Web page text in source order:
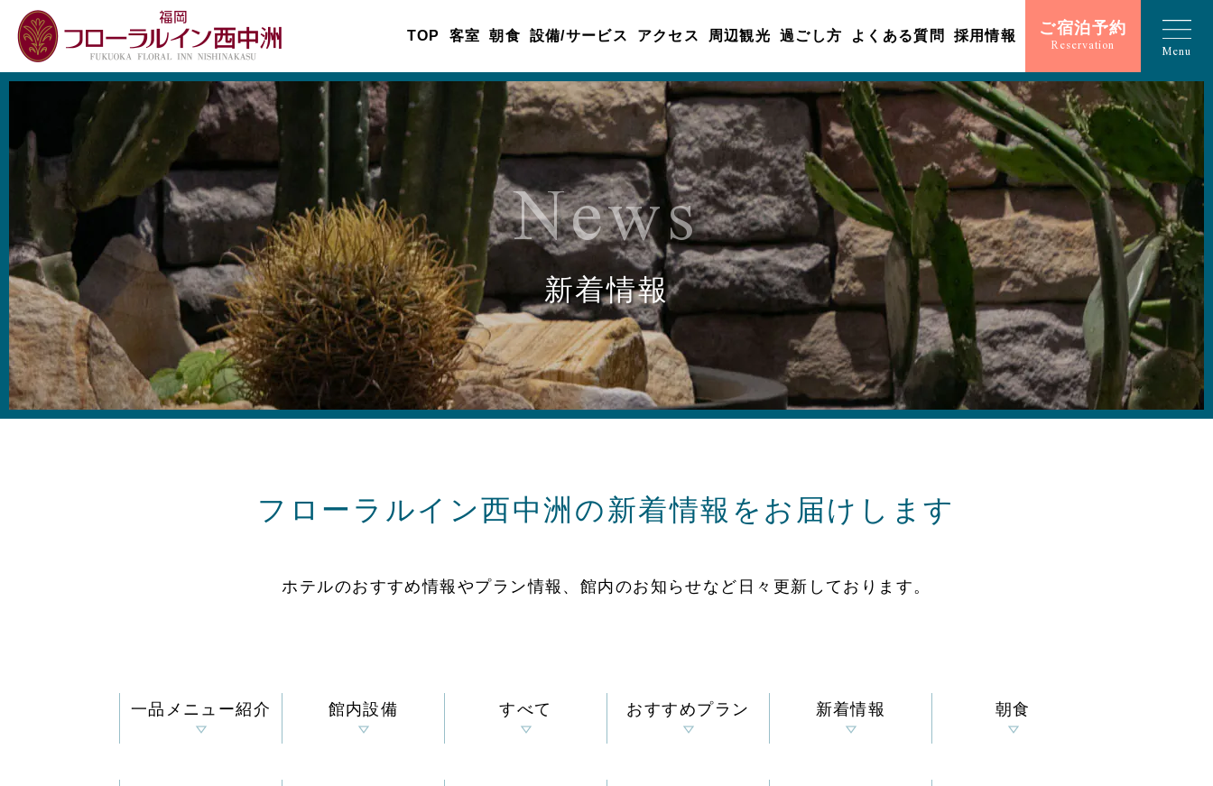
TOP 客室 朝食 設備/サービス アクセス 周辺観光 過ごし方 よくある質問 採用情報 ご宿泊予約
Reservation Menu
News
新着情報
フローラルイン西中洲の新着情報をお届けします
ホテルのおすすめ情報やプラン情報、 館内のお知らせなど 日々更新しております。
一品メニュー紹介 館内設備 すべて おすすめプラン 新着情報 朝食